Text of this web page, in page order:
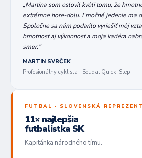
„Martina som oslovil kvôli tomu, že
extrémne hore-dolu. Emočné jedenie ma
Spoločne sa nám podarilo vyriešiť môj
hmotnosť aj výkonnosť a moja kariéra
smer."
MARTIN SVRČEK
Profesionálny cyklista · Soudal Quick-Step
FUTBAL · SLOVENSKÁ
11× najlepšia
futbalistka SK
Kapitánka národného tímu.